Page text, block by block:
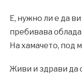
Е, нужно ли е да
пребивава
На хамачето, под
Живи и здрави да